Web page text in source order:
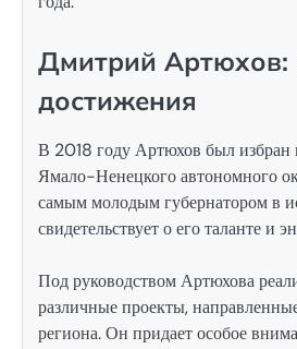
Дмитрий Артюхов:
достижения
В 2018 году Артюхов был избран
Ямало-Ненецкого автономного
самым молодым губернатором в
свидетельствует о его таланте и
Под руководством Артюхова
различные проекты,
региона. Он придает особое